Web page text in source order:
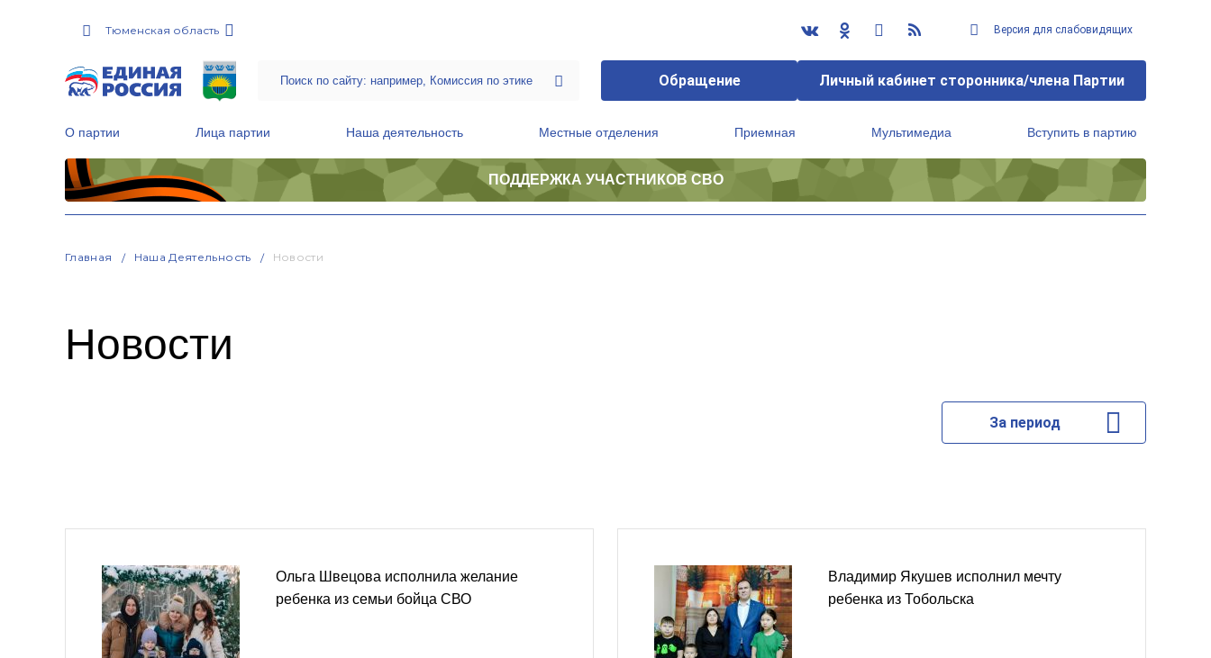
Тюменская область Версия для слабовидящих
Обращение Личный кабинет сторонника/члена Партии
О партии Лица партии Наша деятельность Местные отделения Приемная Мультимедиа Вступить в партию
ПОДДЕРЖКА УЧАСТНИКОВ СВО
Главная Наша Деятельность Новости
Новости
За период
Ольга Швецова исполнила желание
ребенка из семьи бойца СВО
Владимир Якушев исполнил мечту
ребенка из Тобольска